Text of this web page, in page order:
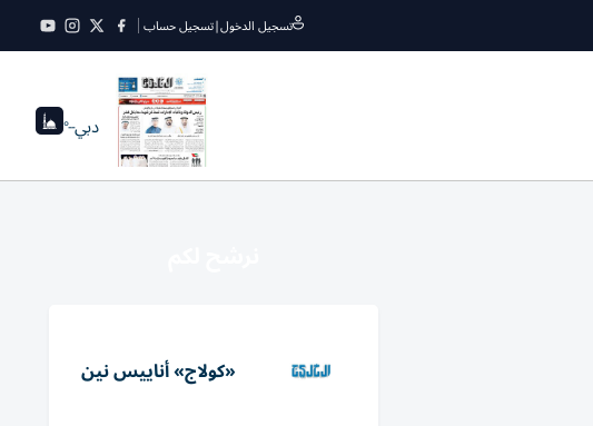
تسجيل الدخول|تسجيل حساب
دبي--°
«كولاج» أناييس نين